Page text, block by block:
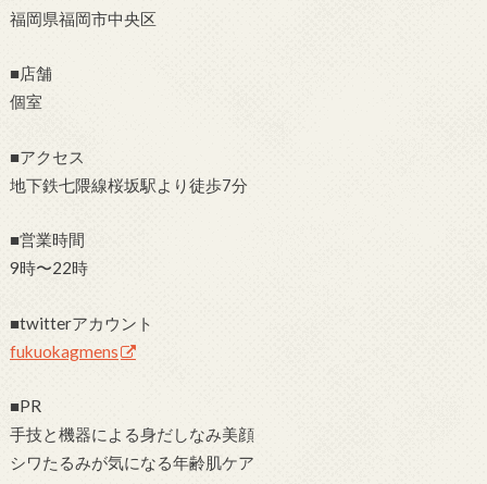
福岡県福岡市中央区
■店舗
個室
■アクセス
地下鉄七隈線桜坂駅より徒歩7分
■営業時間
9時〜22時
■twitterアカウント
fukuokagmens
■PR
手技と機器による身だしなみ美顔
シワたるみが気になる年齢肌ケア